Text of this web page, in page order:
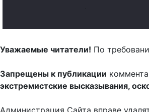
Уважаемые читатели! По
Запрещены к публикации
экстремистские высказывания,